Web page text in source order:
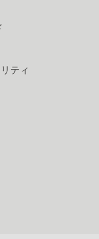
ティ